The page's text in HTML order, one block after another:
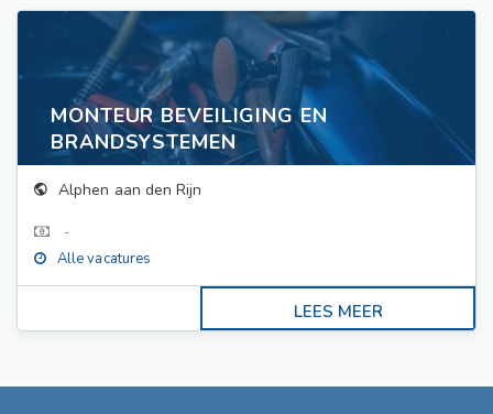
MONTEUR BEVEILIGING EN
BRANDSYSTEMEN
Alphen aan den Rijn
-
Alle vacatures